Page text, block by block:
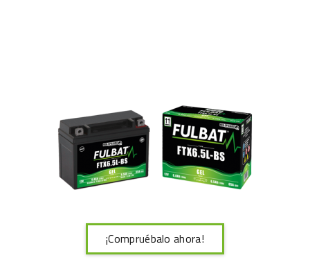
¡Compruébalo ahora!